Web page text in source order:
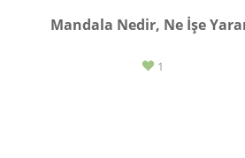
Mandala Nedir, Ne İşe
1